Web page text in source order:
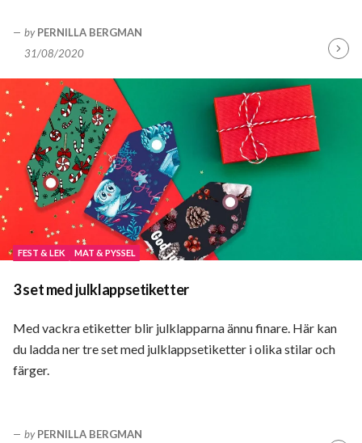
by PERNILLA BERGMAN
31/08/2020
FEST & LEK MAT & PYSSEL
3 set med julklappsetiketter
Med vackra etiketter blir julklapparna ännu finare. Här kan
du ladda ner tre set med julklappsetiketter i olika stilar och
färger.
by PERNILLA BERGMAN